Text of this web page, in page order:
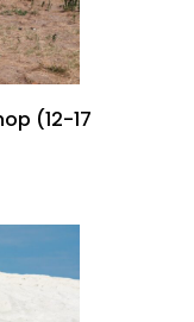
(12-17